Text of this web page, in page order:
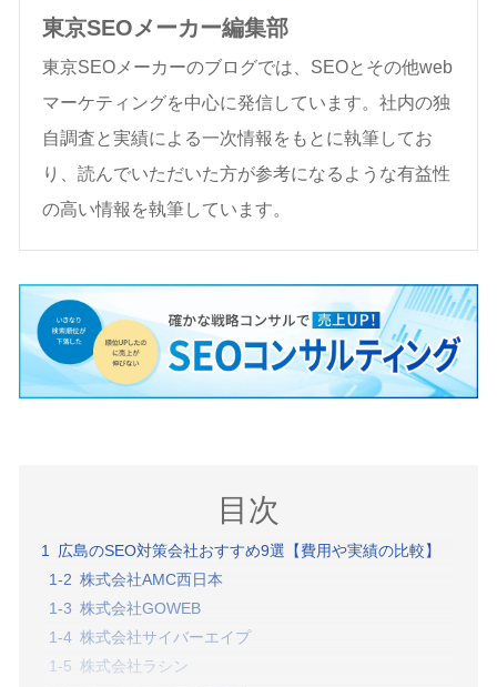
東京SEOメーカー編集部
東京SEOメーカーのブログでは、SEOとその他web
マーケティングを中心に発信しています。社内の独
自調査と実績による一次情報をもとに執筆してお
り、読んでいただいた方が参考になるような有益性
の高い情報を執筆しています。
目次
広島のSEO対策会社おすすめ9選【費用や実績の比較】
株式会社AMC西日本
株式会社GOWEB
株式会社サイバーエイプ
株式会社ラシン